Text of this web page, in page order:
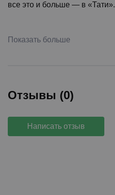
все это и больше — в «Тати».
Показать больше
Отзывы (0)
Написать отзыв